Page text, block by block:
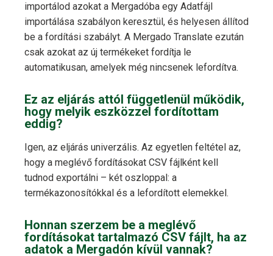
importálod azokat a Mergadóba egy Adatfájl
importálása szabályon keresztül, és helyesen állítod
be a fordítási szabályt. A Mergado Translate ezután
csak azokat az új termékeket fordítja le
automatikusan, amelyek még nincsenek lefordítva.
Ez az eljárás attól függetlenül működik,
hogy melyik eszközzel fordítottam
eddig?
Igen, az eljárás univerzális. Az egyetlen feltétel az,
hogy a meglévő fordításokat CSV fájlként kell
tudnod exportálni – két oszloppal: a
termékazonosítókkal és a lefordított elemekkel.
Honnan szerzem be a meglévő
fordításokat tartalmazó CSV fájlt, ha az
adatok a Mergadón kívül vannak?